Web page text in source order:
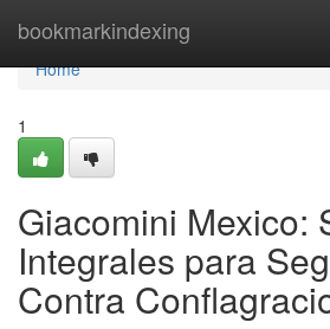
bookmarkindexing
Home
Home
1
Giacomini Mexico:
Integrales para
Contra